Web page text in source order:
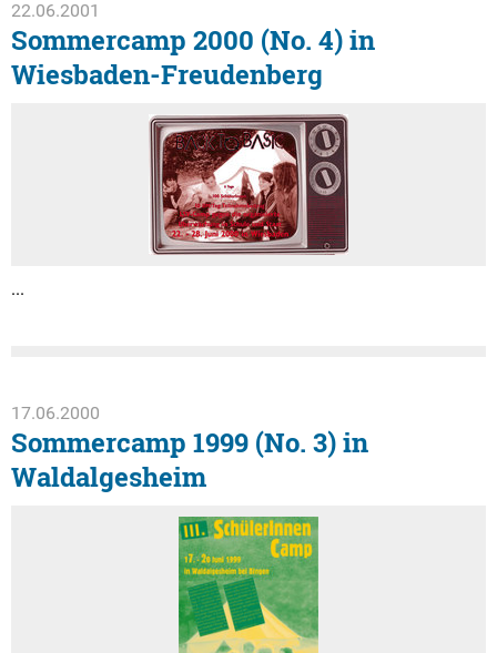
22.06.2001
Sommercamp 2000 (No. 4) in
Wiesbaden-Freudenberg
...
17.06.2000
Sommercamp 1999 (No. 3) in
Waldalgesheim